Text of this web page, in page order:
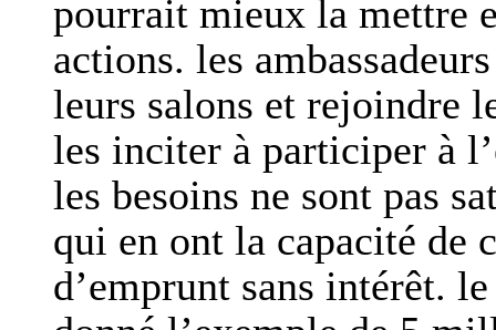
pourrait mieux la mettre
actions. les
leurs salons et rejoindre
les inciter à participer à
les besoins ne sont pas
qui en ont la capacité de
d’emprunt sans intérêt.